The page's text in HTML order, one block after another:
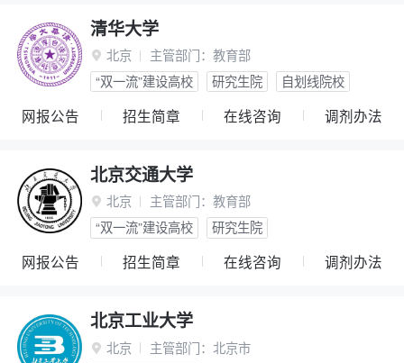
清华大学
 北京 主管部门： 教育部
“双一流”建设高校
研究生院 自划线院校
网报公告 招生简章 在线咨询 调剂办法
北京交通大学
 北京 主管部门： 教育部
“双一流”建设高校
研究生院
网报公告 招生简章 在线咨询 调剂办法
北京工业大学
 北京 主管部门： 北京市